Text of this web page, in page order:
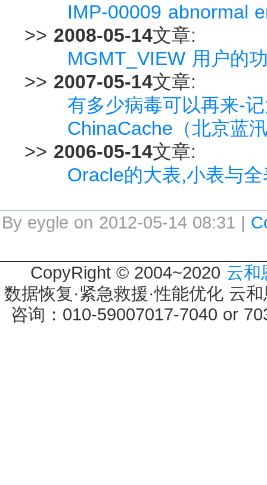
IMP-00009 abnormal
>> 2008-05-14文章:
MGMT_VIEW 用户的
>> 2007-05-14文章:
有多少病毒可以再来-
ChinaCache（北京蓝
>> 2006-05-14文章:
Oracle的大表,小表与
By eygle on 2012-05-14 08:31 |
CopyRight © 2004~2020 云和
数据恢复·紧急救援·性能优化 云
咨询：010-59007017-7040 or